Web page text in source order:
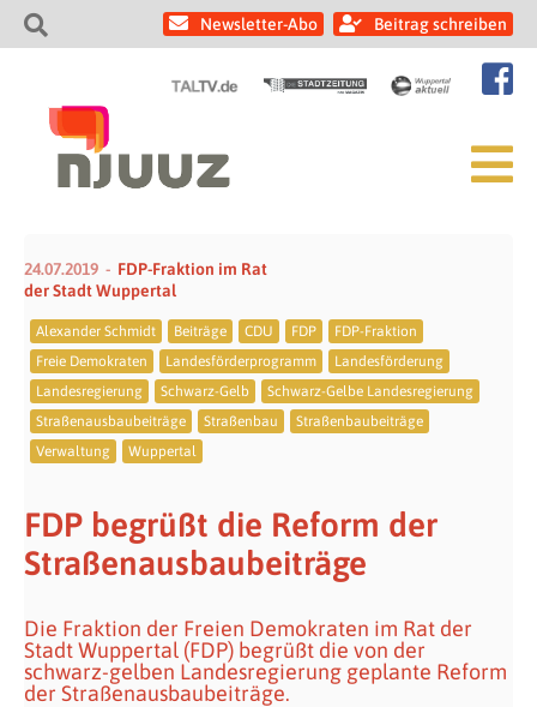
Newsletter-Abo Beitrag schreiben
24.07.2019
FDP-Fraktion im Rat
der Stadt Wuppertal
Alexander Schmidt Beiträge CDU FDP
FDP-Fraktion
Freie Demokraten
Landesförderprogramm
Landesförderung
Landesregierung
Schwarz-Gelb
Schwarz-Gelbe Landesregierung
Straßenausbaubeiträge
Straßenbau
Straßenbaubeiträge
Verwaltung
Wuppertal
FDP begrüßt die Reform der
Straßenausbaubeiträge
Die Fraktion der Freien Demokraten im Rat der
Stadt Wuppertal (FDP) begrüßt die von der
schwarz-gelben Landesregierung geplante Reform
der Straßenausbaubeiträge.